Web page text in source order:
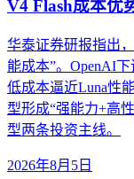
V4 Flash成本优
华泰证券研报指出
能成本”。OpenAI下
低成本逼近Luna性
型形成“强能力+高
型两条投资主线。
2026年8月5日